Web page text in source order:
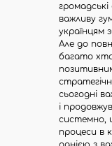
громадські
важливу
українцям
Але до
багато
сьогодні
і
системно,
процеси в